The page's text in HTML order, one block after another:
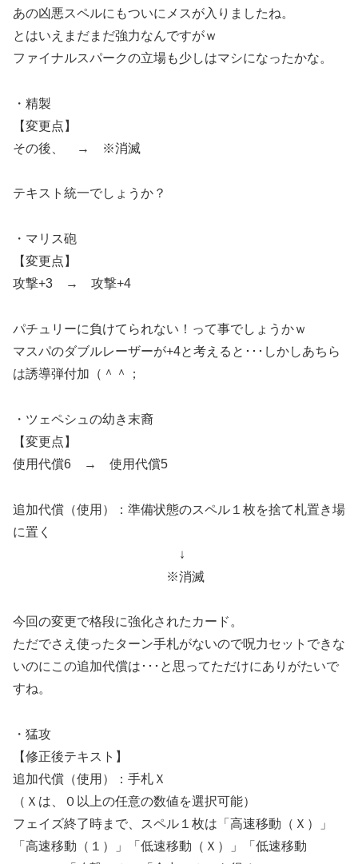
あの凶悪スペルにもついにメスが入りましたね。
とはいえまだまだ強力なんですがｗ
ファイナルスパークの立場も少しはマシになったかな。
・精製
【変更点】
その後、 → ※消滅
テキスト統一でしょうか？
・マリス砲
【変更点】
攻撃+3 → 攻撃+4
パチュリーに負けてられない！って事でしょうかｗ
マスパのダブルレーザーが+4と考えると･･･しかしあちら
は誘導弾付加（＾＾；
・ツェペシュの幼き末裔
【変更点】
使用代償6 → 使用代償5
追加代償（使用）：準備状態のスペル１枚を捨て札置き場
に置く
↓
※消滅
今回の変更で格段に強化されたカード。
ただでさえ使ったターン手札がないので呪力セットできな
いのにこの追加代償は･･･と思ってただけにありがたいで
すね。
・猛攻
【修正後テキスト】
追加代償（使用）：手札Ｘ
（Ｘは、０以上の任意の数値を選択可能）
フェイズ終了時まで、スペル１枚は「高速移動（Ｘ）」
「高速移動（１）」「低速移動（Ｘ）」「低速移動